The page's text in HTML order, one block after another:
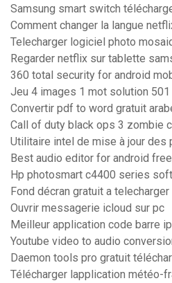
Samsung smart switch
Comment changer la langue
Telecharger logiciel photo
Regarder netflix sur tablette
360 total security for android
Jeu 4 images 1 mot solution 501
Convertir pdf to word gratuit
Call of duty black ops 3 zombie
Utilitaire intel de mise à jour des
Best audio editor for android free
Hp photosmart c4400 series
Fond décran gratuit a
Ouvrir messagerie icloud sur pc
Meilleur application code barre
Youtube video to audio
Daemon tools pro gratuit
Télécharger lapplication météo-